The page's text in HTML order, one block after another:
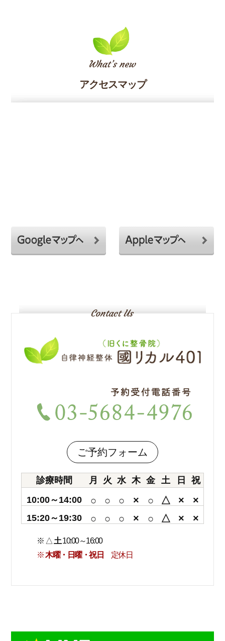
アクセスマップ
ご予約フォーム
診療時間 月 火 水 木 金 土 日
祝
10:00～14:00
○ ○ ○ × ○ △ × ×
15:20～19:30 ○ ○ ○ × ○ △ × ×
※ △ 土10:00～16:00
※木曜・日曜・祝日 定休日